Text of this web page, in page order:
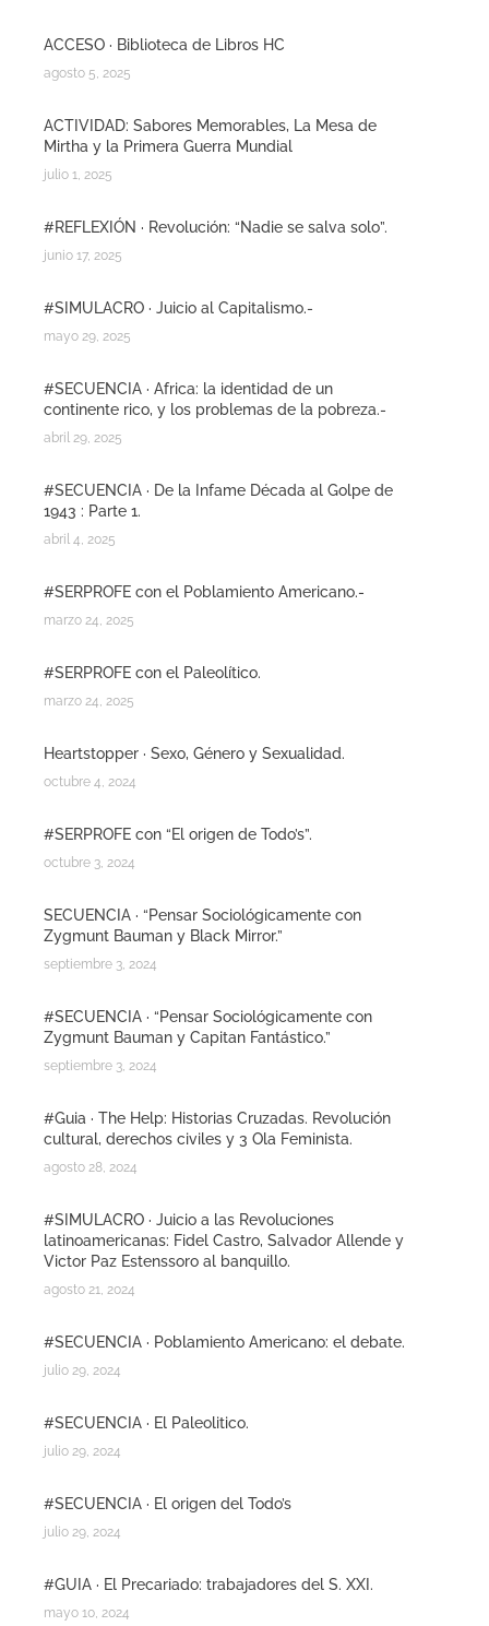
ACCESO · Biblioteca de Libros HC
agosto 5, 2025
ACTIVIDAD: Sabores Memorables, La Mesa de
Mirtha y la Primera Guerra Mundial
julio 1, 2025
#REFLEXIÓN · Revolución: “Nadie se salva solo”.
junio 17, 2025
#SIMULACRO · Juicio al Capitalismo.-
mayo 29, 2025
#SECUENCIA · Africa: la identidad de un
continente rico, y los problemas de la pobreza.-
abril 29, 2025
#SECUENCIA · De la Infame Década al Golpe de
1943 : Parte 1.
abril 4, 2025
#SERPROFE con el Poblamiento Americano.-
marzo 24, 2025
#SERPROFE con el Paleolítico.
marzo 24, 2025
Heartstopper · Sexo, Género y Sexualidad.
octubre 4, 2024
#SERPROFE con “El origen de Todo’s”.
octubre 3, 2024
SECUENCIA · “Pensar Sociológicamente con
Zygmunt Bauman y Black Mirror.”
septiembre 3, 2024
#SECUENCIA · “Pensar Sociológicamente con
Zygmunt Bauman y Capitan Fantástico.”
septiembre 3, 2024
#Guia · The Help: Historias Cruzadas. Revolución
cultural, derechos civiles y 3 Ola Feminista.
agosto 28, 2024
#SIMULACRO · Juicio a las Revoluciones
latinoamericanas: Fidel Castro, Salvador Allende y
Victor Paz Estenssoro al banquillo.
agosto 21, 2024
#SECUENCIA · Poblamiento Americano: el debate.
julio 29, 2024
#SECUENCIA · El Paleolitico.
julio 29, 2024
#SECUENCIA · El origen del Todo’s
julio 29, 2024
#GUIA · El Precariado: trabajadores del S. XXI.
mayo 10, 2024